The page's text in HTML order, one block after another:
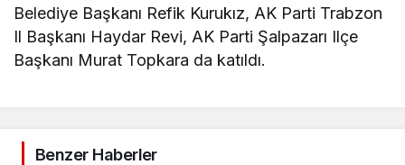
Belediye Başkanı Refik Kurukız, AK Parti Trabzon
Il Başkanı Haydar Revi, AK Parti Şalpazarı Ilçe
Başkanı Murat Topkara da katıldı.
Benzer Haberler